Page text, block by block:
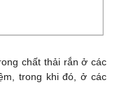
chất thải rắn ở các
trong khi đó, ở các